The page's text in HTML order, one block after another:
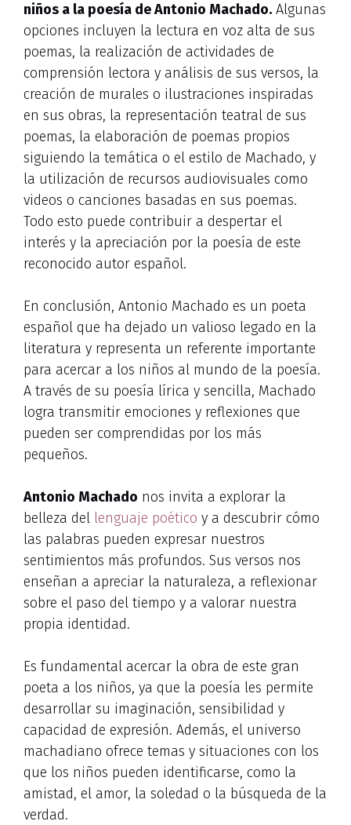
niños a la poesía de Antonio Machado. Algunas
opciones incluyen la lectura en voz alta de sus
poemas, la realización de actividades de
comprensión lectora y análisis de sus versos, la
creación de murales o ilustraciones inspiradas
en sus obras, la representación teatral de sus
poemas, la elaboración de poemas propios
siguiendo la temática o el estilo de Machado, y
la utilización de recursos audiovisuales como
videos o canciones basadas en sus poemas.
Todo esto puede contribuir a despertar el
interés y la apreciación por la poesía de este
reconocido autor español.
En conclusión, Antonio Machado es un poeta
español que ha dejado un valioso legado en la
literatura y representa un referente importante
para acercar a los niños al mundo de la poesía.
A través de su poesía lírica y sencilla, Machado
logra transmitir emociones y reflexiones que
pueden ser comprendidas por los más
pequeños.
Antonio Machado nos invita a explorar la
belleza del lenguaje poético y a descubrir cómo
las palabras pueden expresar nuestros
sentimientos más profundos. Sus versos nos
enseñan a apreciar la naturaleza, a reflexionar
sobre el paso del tiempo y a valorar nuestra
propia identidad.
Es fundamental acercar la obra de este gran
poeta a los niños, ya que la poesía les permite
desarrollar su imaginación, sensibilidad y
capacidad de expresión. Además, el universo
machadiano ofrece temas y situaciones con los
que los niños pueden identificarse, como la
amistad, el amor, la soledad o la búsqueda de la
verdad.